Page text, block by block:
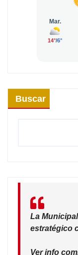
Buscar
La
estratégico
Ver info